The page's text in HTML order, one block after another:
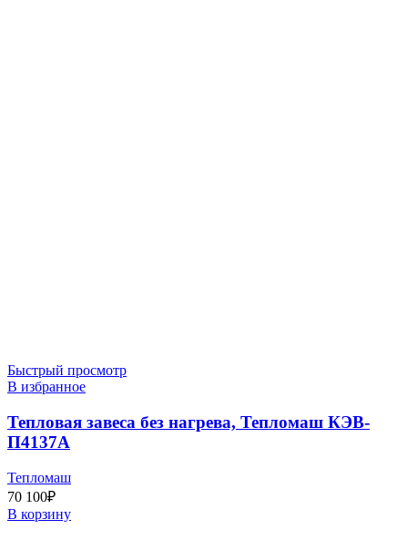
Быстрый просмотр
В избранное
Тепловая завеса без нагрева, Тепломаш КЭВ-
П4137A
Тепломаш
70 100₽
В корзину